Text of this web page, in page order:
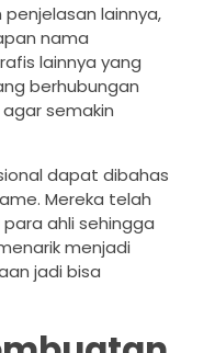
lainnya,
nama
lainnya yang
berhubungan
semakin
dapat dibahas
Mereka telah
ahli sehingga
menjadi
jadi bisa